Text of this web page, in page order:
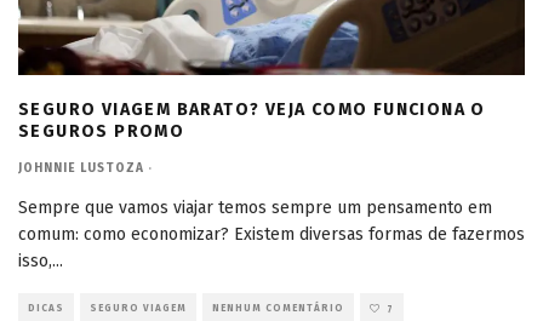
SEGURO VIAGEM BARATO? VEJA COMO FUNCIONA O
SEGUROS PROMO
JOHNNIE LUSTOZA ·
Sempre que vamos viajar temos sempre um pensamento em
comum: como economizar? Existem diversas formas de fazermos
isso,...
DICAS SEGURO VIAGEM NENHUM COMENTÁRIO 7